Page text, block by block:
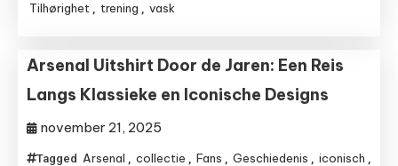
Tilhørighet , trening , vask
Arsenal Uitshirt Door de Jaren: Een Reis
Langs Klassieke en Iconische Designs
november 21, 2025
Tagged Arsenal , collectie , Fans , Geschiedenis , iconisch ,